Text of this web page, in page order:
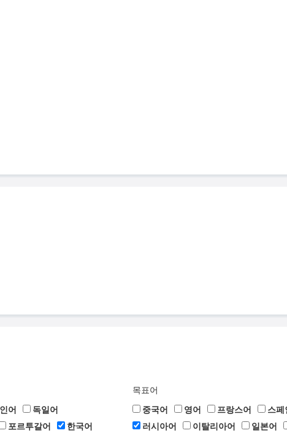
어
독일어
포르투갈어 한국어
목표어
중국어
영어 프랑스어 스페
러시아어
이탈리아어 일본어